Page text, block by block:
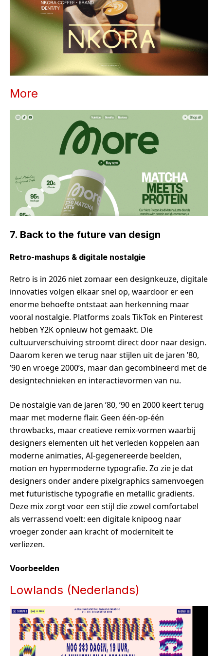
More
7. Back to the future van design
Retro-mashups & digitale nostalgie
Retro is in 2026 niet zomaar een designkeuze, digitale
innovaties volgen elkaar snel op, waardoor er een
enorme behoefte ontstaat aan herkenning maar
vooral nostalgie. Platforms zoals TikTok en Pinterest
hebben Y2K opnieuw hot gemaakt. Die
cultuurverschuiving stroomt direct door naar design.
Daarom keren we terug naar stijlen uit de jaren ’80,
’90 en vroege 2000’s, maar dan gecombineerd met de
designtechnieken en interactievormen van nu.
De nostalgie van de jaren ’80, ’90 en 2000 keert terug
maar met moderne flair. Geen één-op-één
throwbacks, maar creatieve remix-vormen waarbij
designers elementen uit het verleden koppelen aan
moderne animaties, AI-gegenereerde beelden,
motion en hypermoderne typografie. Zo zie je dat
designers onder andere pixelgraphics samenvoegen
met futuristische typografie en metallic gradients.
Deze mix zorgt voor een stijl die zowel comfortabel
als verrassend voelt: een digitale knipoog naar
vroeger zonder aan kracht of moderniteit te
verliezen.
Voorbeelden
Lowlands (Nederlands)